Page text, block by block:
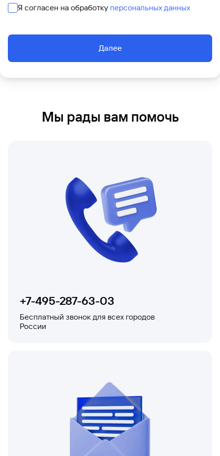
Вклады
Я согласен на обработку персональных данных
Далее
Мы рады вам помочь
+7-495-287-63-03
Бесплатный звонок для всех городов
России